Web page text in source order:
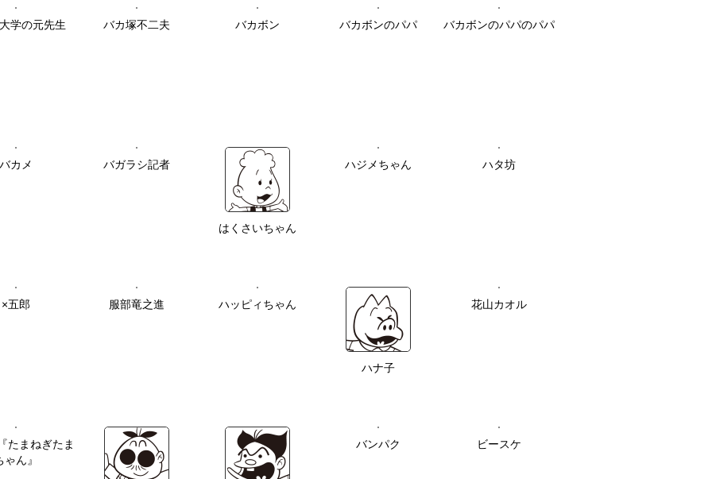
学の元先生 バカ塚不二夫 バカボン バカボンのパパ バカボンのパパのパパ
バカメ バガラシ記者
はくさいちゃん
ハジメちゃん ハタ坊
×五郎 服部竜之進 ハッピィちゃん
ハナ子
花山カオル
たまねぎたま
ゃん』
バンパク ビースケ